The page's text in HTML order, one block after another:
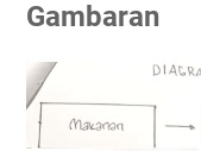
Gambaran